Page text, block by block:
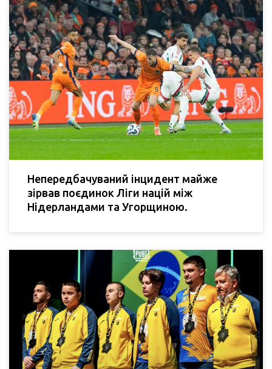
Непередбачуваний інцидент майже
зірвав поєдинок Ліги націй між
Нідерландами та Угорщиною.